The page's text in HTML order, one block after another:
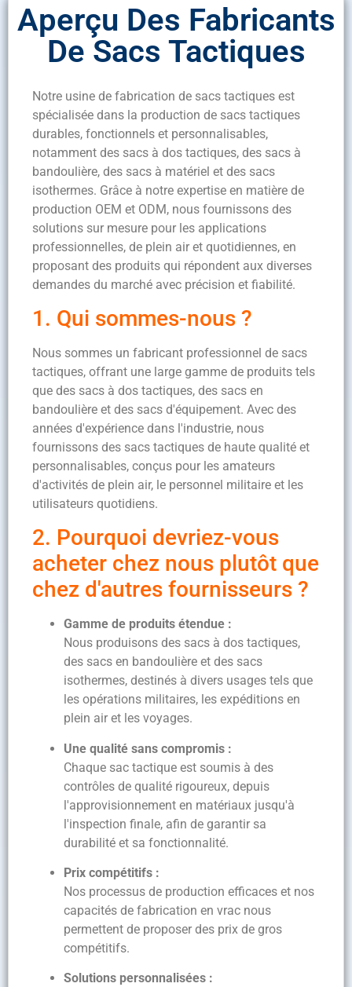
Aperçu Des Fabricants
De Sacs Tactiques
Notre usine de fabrication de sacs tactiques est
spécialisée dans la production de sacs tactiques
durables, fonctionnels et personnalisables,
notamment des sacs à dos tactiques, des sacs à
bandoulière, des sacs à matériel et des sacs
isothermes. Grâce à notre expertise en matière de
production OEM et ODM, nous fournissons des
solutions sur mesure pour les applications
professionnelles, de plein air et quotidiennes, en
proposant des produits qui répondent aux diverses
demandes du marché avec précision et fiabilité.
1. Qui sommes-nous ?
Nous sommes un fabricant professionnel de sacs
tactiques, offrant une large gamme de produits tels
que des sacs à dos tactiques, des sacs en
bandoulière et des sacs d'équipement. Avec des
années d'expérience dans l'industrie, nous
fournissons des sacs tactiques de haute qualité et
personnalisables, conçus pour les amateurs
d'activités de plein air, le personnel militaire et les
utilisateurs quotidiens.
2. Pourquoi devriez-vous
acheter chez nous plutôt que
chez d'autres fournisseurs ?
Gamme de produits étendue :
Nous produisons des sacs à dos tactiques,
des sacs en bandoulière et des sacs
isothermes, destinés à divers usages tels que
les opérations militaires, les expéditions en
plein air et les voyages.
Une qualité sans compromis :
Chaque sac tactique est soumis à des
contrôles de qualité rigoureux, depuis
l'approvisionnement en matériaux jusqu'à
l'inspection finale, afin de garantir sa
durabilité et sa fonctionnalité.
Prix compétitifs :
Nos processus de production efficaces et nos
capacités de fabrication en vrac nous
permettent de proposer des prix de gros
compétitifs.
Solutions personnalisées :